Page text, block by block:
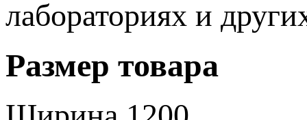
лабораториях и
Размер товара